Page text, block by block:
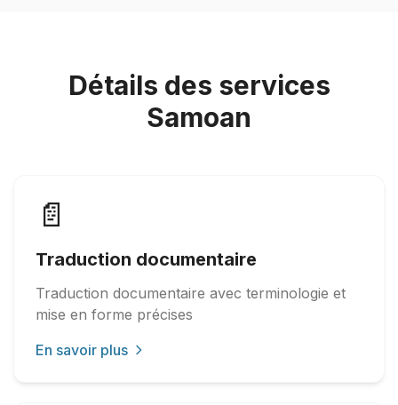
Détails des services
Samoan
📄
Traduction documentaire
Traduction documentaire avec terminologie et
mise en forme précises
En savoir plus